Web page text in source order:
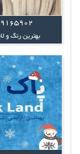
بهترین رنگ و